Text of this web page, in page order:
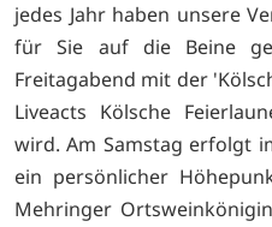
jedes Jahr haben unsere
für Sie auf die Beine
Freitagabend mit der
Liveacts Kölsche
wird. Am Samstag erfolgt
ein persönlicher
Mehringer